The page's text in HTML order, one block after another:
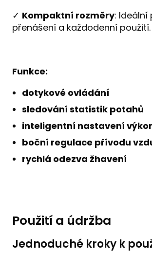
✓ Kompaktní rozměry: Ideální
přenášení a každodenní použití.
Funkce:
dotykové ovládání
sledování statistik potahů
inteligentní nastavení
boční regulace přívodu
rychlá odezva žhavení
Použití a údržba
Jednoduché kroky k